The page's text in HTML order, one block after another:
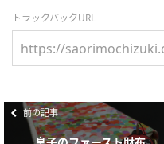
トラックバックURL
前の記事